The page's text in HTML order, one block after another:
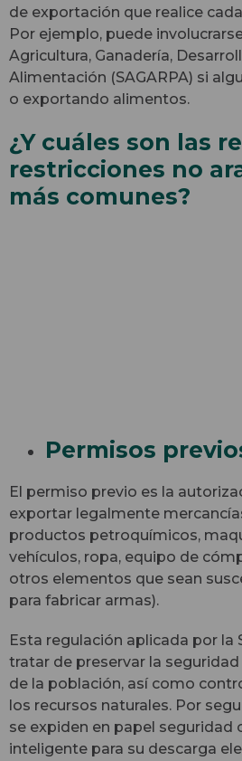
de exportación que realice
Por ejemplo, puede
Agricultura, Ganadería,
Alimentación (SAGARPA) si
o exportando alimentos.
¿Y cuáles son las
restricciones no
más comunes?
Permisos
El permiso previo es la
exportar legalmente
productos petroquímicos,
vehículos, ropa, equipo de
otros elementos que sean
para fabricar armas).
Esta regulación aplicada por la
tratar de preservar la seguridad
de la población, así como
los recursos naturales. Por
se expiden en papel seguridad
inteligente para su descarga